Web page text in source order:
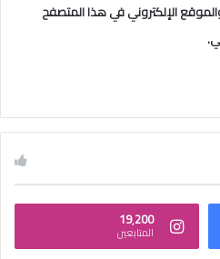
الإلكتروني في هذا المتصفح
19٬200
المتابعين